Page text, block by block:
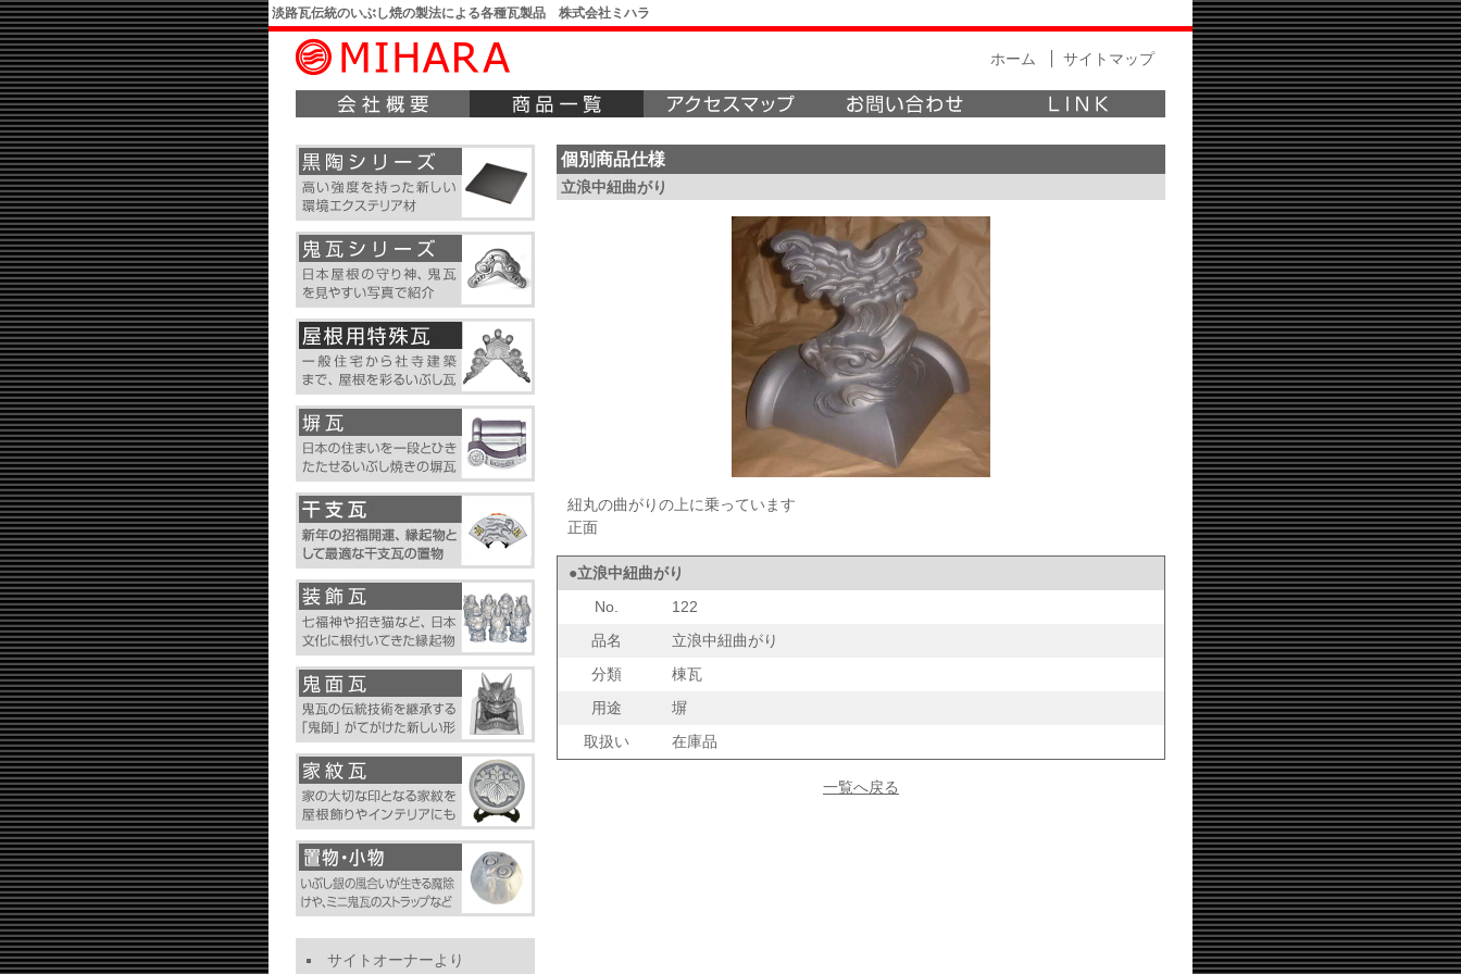
淡路瓦伝統のいぶし焼の製法による各種瓦製品 株式会社ミハラ
ホーム サイトマップ
個別商品仕様
立浪中紐曲がり
紐丸の曲がりの上に乗っています
正面
●立浪中紐曲がり
No.
122
品名
立浪中紐曲がり
分類
棟瓦
用途
塀
取扱い
在庫品
一覧へ戻る
サイトオーナーより